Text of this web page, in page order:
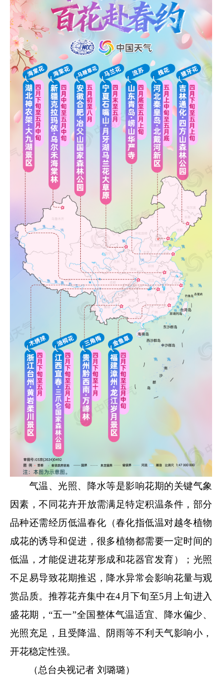
气温、光照、降水等是影响花期的关键气象
因素，不同花卉开放需满足特定积温条件，部分
品种还需经历低温春化 （春化指低温对越冬植物
成花的诱导和促进，很多植物都需要一定时间的
低温，才能促进花芽形成和花器官发育）
；光照
不足易导致花期推迟，降水异常会影响花量与观
赏品质。推荐花卉集中在4月下旬至5月上旬进入
盛花期，“五一”全国整体气温适宜、降水偏少、
光照充足，且受降温、阴雨等不利天气影响小，
开花稳定性强。
（总台央视记者 刘璐璐）